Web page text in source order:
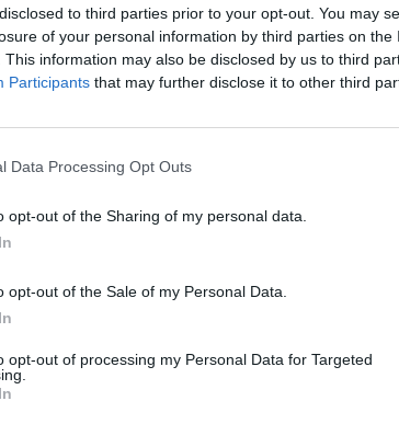
to third parties prior to your opt-out. You may
of your personal information by third parties on the
This information may also be disclosed by us to third
Participants that may further disclose it to other third
Data Processing Opt Outs
opt-out of the Sharing of my personal data.
opt-out of the Sale of my Personal Data.
opt-out of processing my Personal Data for Targeted
az alábbi esetekben igényelhető:
meg a minimálbér személyi jövedelemadóval,
beteg vagy fogyatékos gyermeket nevelnek
az ingyenes étkezés, ha a diák